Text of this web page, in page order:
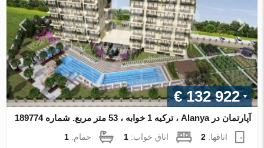
€ 132 922
آپارتمان در Alanya ، ترکیه 1 خوابه ، 53 متر مربع. شماره 189774
اتاقها:2 اتاق خواب:1 حمام:1